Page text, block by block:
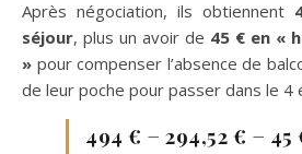
Après négociation, ils obtiennent
séjour, plus un avoir de 45 € en «
» pour compenser l’absence de
de leur poche pour passer dans le 4
494 € − 294,52 € − 45